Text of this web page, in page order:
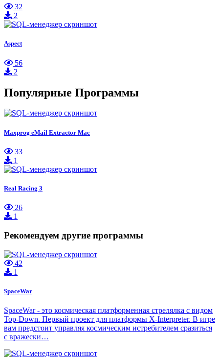
32
2
Aspect
56
2
Популярные Программы
Maxprog eMail Extractor Mac
33
1
Real Racing 3
26
1
Рекомендуем другие программы
42
1
SpaceWar
SpaceWar - это космическая платформенная стрелялка с видом
Top-Down. Первый проект для платформы X-Interpreter. В игре
вам предстоит управляя космическим истребителем сразиться
с вражески…